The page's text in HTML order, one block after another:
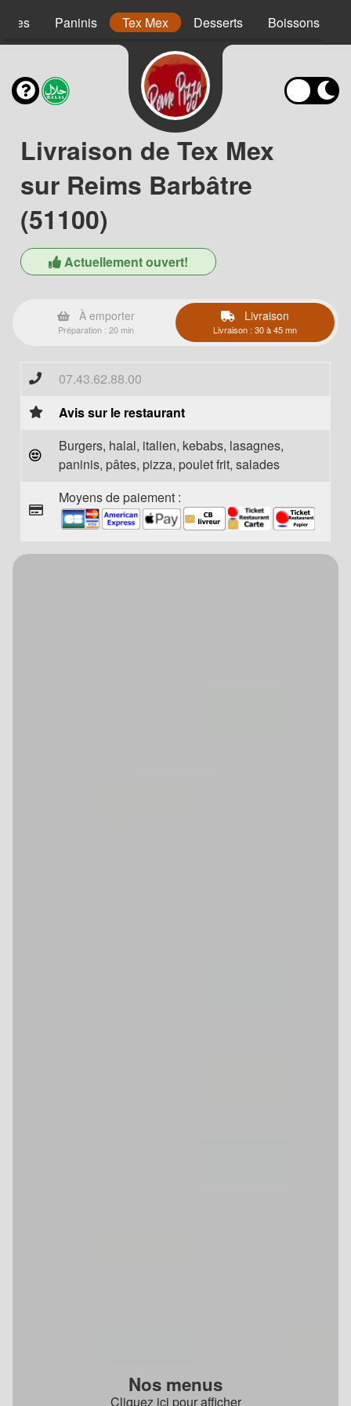
Paninis Tex Mex Desserts Boissons
Livraison de Tex Mex
sur Reims Barbâtre
(51100)
Actuellement ouvert!
À emporter
Préparation : 20 min
Livraison
Livraison : 30 à 45 mn
07.43.62.88.00
Avis sur le restaurant
Burgers, halal, italien, kebabs, lasagnes,
paninis, pâtes, pizza, poulet frit, salades
Moyens de paiement :
Nos menus
Cliquez ici pour afficher